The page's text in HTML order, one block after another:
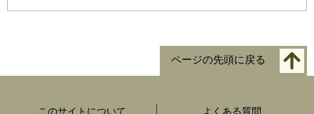
ページの先頭に戻る
このサイトについて よくある質問